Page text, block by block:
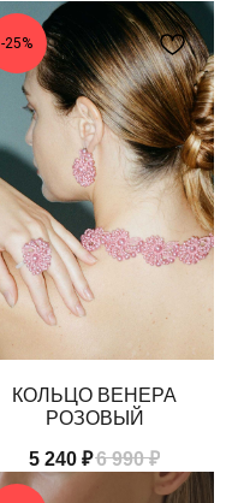
-25%
КОЛЬЦО ВЕНЕРА
РОЗОВЫЙ
5 240 ₽6 990 ₽